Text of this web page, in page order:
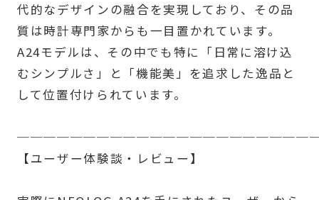
代的なデザインの融合を実現しており、その品
質は時計専門家からも一目置かれています。
A24モデルは、その中でも特に「日常に溶け込
むシンプルさ」と「機能美」を追求した逸品と
して位置付けられています。
【ユーザー体験談・レビュー】